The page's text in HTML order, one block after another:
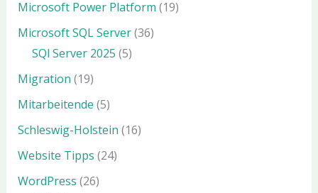
Microsoft Power Platform (19)
Microsoft SQL Server(36)
SQl Server 2025 (5)
Migration (19)
Mitarbeitende (5)
Schleswig-Holstein (16)
Website Tipps (24)
WordPress (26)